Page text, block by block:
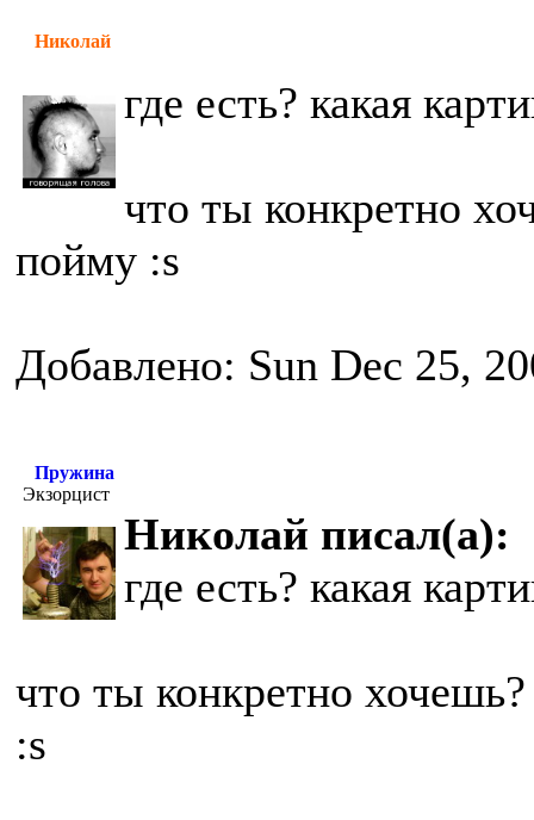
Николай
где есть? какая
что ты конкретно
пойму :s
Добавлено: Sun Dec 25,
Пружина
Экзорцист
Николай писал(а):
где есть? какая
что ты конкретно
:s